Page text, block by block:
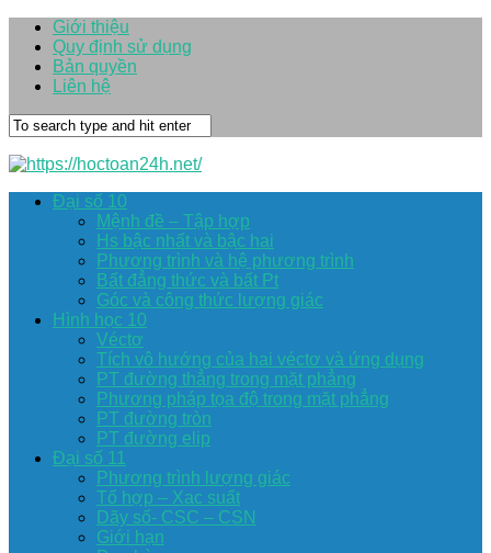
Giới thiệu
Quy định sử dụng
Bản quyền
Liên hệ
Đại số 10
Mệnh đề – Tập hợp
Hs bậc nhất và bậc hai
Phương trình và hệ phương trình
Bất đẳng thức và bất Pt
Góc và công thức lượng giác
Hình học 10
Véctơ
Tích vô hướng của hai véctơ và ứng dụng
PT đường thẳng trong mặt phẳng
Phương pháp tọa độ trong mặt phẳng
PT đường tròn
PT đường elip
Đại số 11
Phương trình lượng giác
Tổ hợp – Xac suất
Dãy số- CSC – CSN
Giới hạn